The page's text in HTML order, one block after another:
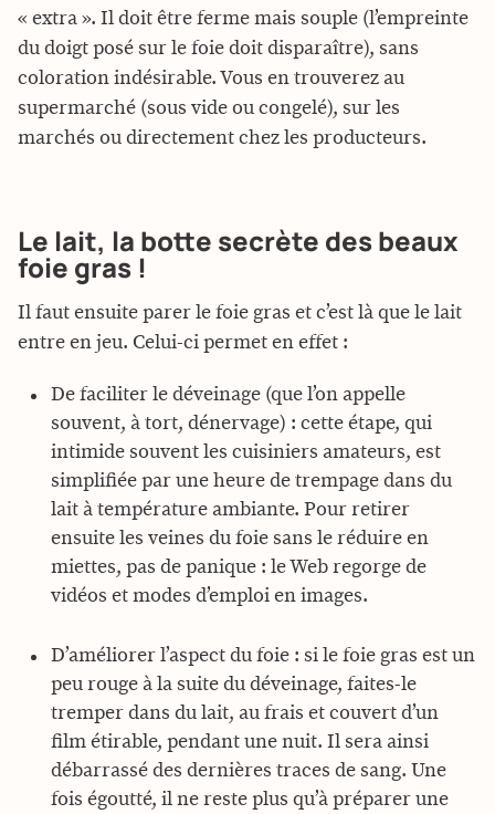
« extra ». Il doit être ferme mais souple (l’empreinte
du doigt posé sur le foie doit disparaître), sans
coloration indésirable. Vous en trouverez au
supermarché (sous vide ou congelé), sur les
marchés ou directement chez les producteurs.
Le lait, la botte secrète des beaux
foie gras !
Il faut ensuite parer le foie gras et c’est là que le lait
entre en jeu. Celui-ci permet en effet :
De faciliter le déveinage (que l’on appelle
souvent, à tort, dénervage) : cette étape, qui
intimide souvent les cuisiniers amateurs, est
simplifiée par une heure de trempage dans du
lait à température ambiante. Pour retirer
ensuite les veines du foie sans le réduire en
miettes, pas de panique : le Web regorge de
vidéos et modes d’emploi en images.
D’améliorer l’aspect du foie : si le foie gras est un
peu rouge à la suite du déveinage, faites-le
tremper dans du lait, au frais et couvert d’un
film étirable, pendant une nuit. Il sera ainsi
débarrassé des dernières traces de sang. Une
fois égoutté, il ne reste plus qu’à préparer une